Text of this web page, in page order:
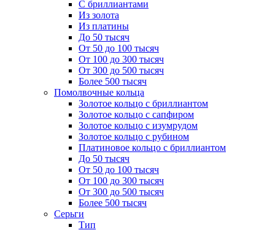
С бриллиантами
Из золота
Из платины
До 50 тысяч
От 50 до 100 тысяч
От 100 до 300 тысяч
От 300 до 500 тысяч
Более 500 тысяч
Помолвочные кольца
Золотое кольцо с бриллиантом
Золотое кольцо с сапфиром
Золотое кольцо с изумрудом
Золотое кольцо с рубином
Платиновое кольцо с бриллиантом
До 50 тысяч
От 50 до 100 тысяч
От 100 до 300 тысяч
От 300 до 500 тысяч
Более 500 тысяч
Серьги
Тип